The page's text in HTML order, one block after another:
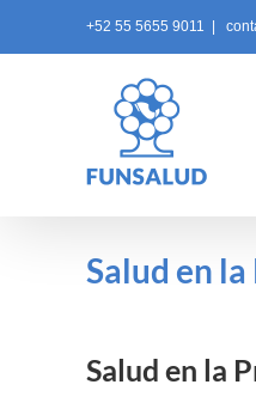
+52 55 5655 9011
Salud en
Salud en la